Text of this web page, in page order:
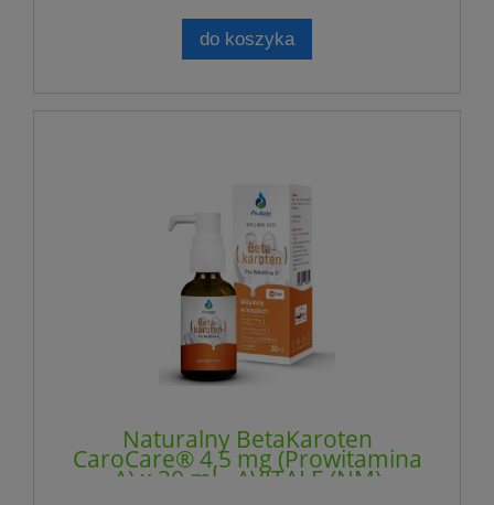
do koszyka
Naturalny BetaKaroten
CaroCare® 4,5 mg (Prowitamina
A) x 30 ml - AVITALE (NM)